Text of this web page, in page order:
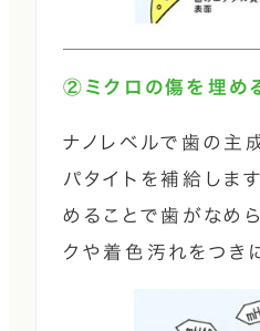
②ミクロの傷を埋め
ナノレベルで歯の主
パタイトを補給しま
めることで歯がなめ
クや着色汚れをつきに